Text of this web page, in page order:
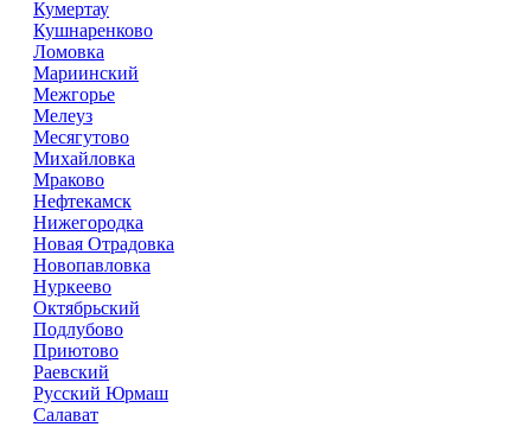
Кумертау
Кушнаренково
Ломовка
Мариинский
Межгорье
Мелеуз
Месягутово
Михайловка
Мраково
Нефтекамск
Нижегородка
Новая Отрадовка
Новопавловка
Нуркеево
Октябрьский
Подлубово
Приютово
Раевский
Русский Юрмаш
Салават